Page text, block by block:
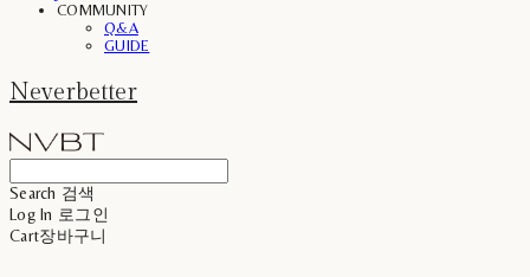
COMMUNITY
Q&A
GUIDE
Neverbetter
Search 검색
Log In 로그인
Cart장바구니